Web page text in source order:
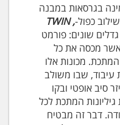
בגרסאות במבנה
כפול-,
TWIN
שונים: פורמט
אשר מכסה את כל
מכונות אלו
עיבוד, שבו משולב
סיב אופטי ובקו
המתכת לכל
דבר זה מבטיח